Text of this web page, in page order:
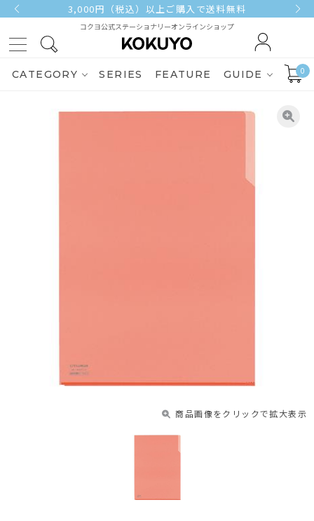
3,000円（税込）以上ご購入で送料無料
コクヨ公式ステーショナリーオンラインショップ
CATEGORY SERIES FEATURE GUIDE 0
商品画像をクリックで拡大表示